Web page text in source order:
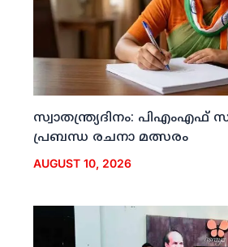
സ്വാതന്ത്ര്യദിനം: പിഎംഎഫ്
പ്രബന്ധ രചനാ മത്സരം
AUGUST 10, 2026